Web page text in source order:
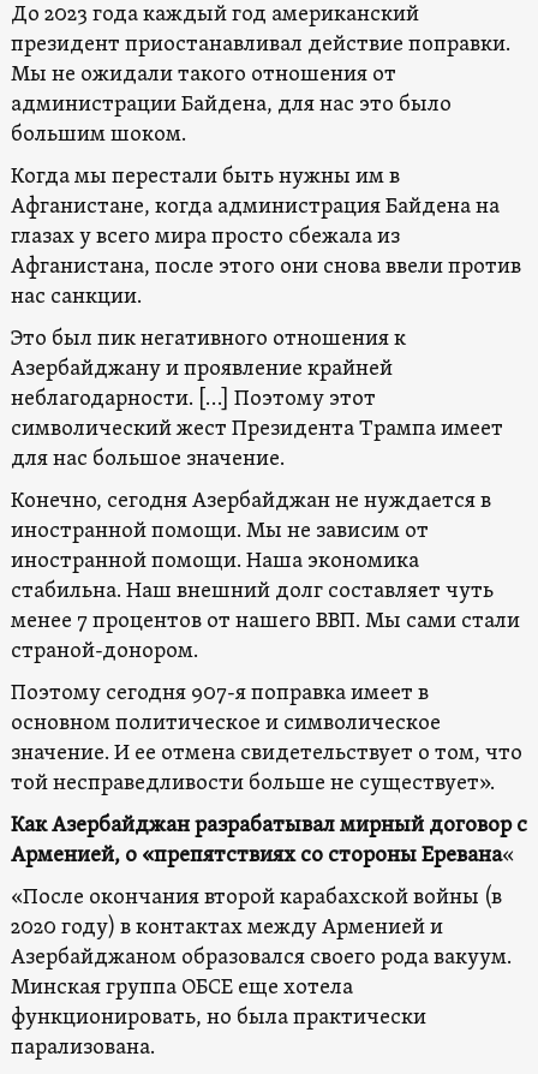
До 2023 года каждый год американский
президент приостанавливал действие поправки.
Мы не ожидали такого отношения от
администрации Байдена, для нас это было
большим шоком.
Когда мы перестали быть нужны им в
Афганистане, когда администрация Байдена на
глазах у всего мира просто сбежала из
Афганистана, после этого они снова ввели против
нас санкции.
Это был пик негативного отношения к
Азербайджану и проявление крайней
неблагодарности. […] Поэтому этот
символический жест Президента Трампа имеет
для нас большое значение.
Конечно, сегодня Азербайджан не нуждается в
иностранной помощи. Мы не зависим от
иностранной помощи. Наша экономика
стабильна. Наш внешний долг составляет чуть
менее 7 процентов от нашего ВВП. Мы сами стали
страной-донором.
Поэтому сегодня 907-я поправка имеет в
основном политическое и символическое
значение. И ее отмена свидетельствует о том, что
той несправедливости больше не существует».
Как Азербайджан разрабатывал мирный договор с
Арменией, о «препятствиях со стороны Еревана«
«После окончания второй карабахской войны (в
2020 году) в контактах между Арменией и
Азербайджаном образовался своего рода вакуум.
Минская группа ОБСЕ еще хотела
функционировать, но была практически
парализована.